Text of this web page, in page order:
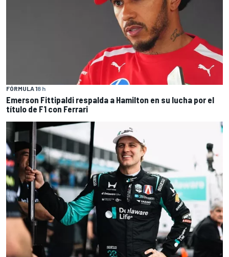
FÓRMULA 18 h
Emerson Fittipaldi respalda a Hamilton en su lucha por el
título de F1 con Ferrari